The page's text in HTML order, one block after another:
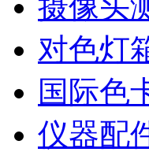
对色灯
国际色
仪器配